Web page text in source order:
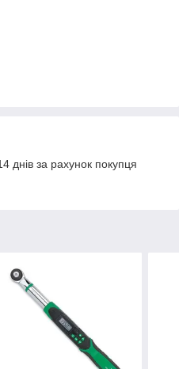
днів за рахунок покупця